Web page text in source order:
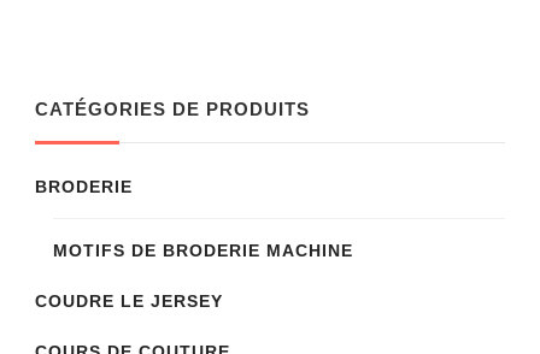
CATÉGORIES DE PRODUITS
BRODERIE
MOTIFS DE BRODERIE MACHINE
COUDRE LE JERSEY